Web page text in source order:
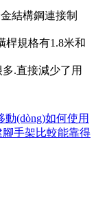
結構鋼連接制
桿規格有1.8米和
.直接減少了用
(dòng)如何使用
腳手架比較能靠得